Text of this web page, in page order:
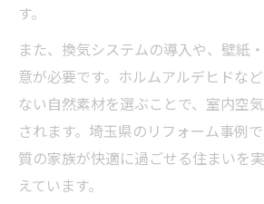
方法
無垢材リフォームで得られ
し
建築リフォームが叶える
間作り
無垢材選びが建築リフォー
す。
また、換気システムの導入や、壁紙
意が必要です。ホルムアルデヒドな
ない自然素材を選ぶことで、室内空
されます。埼玉県のリフォーム事例
質の家族が快適に過ごせる住まいを
えています。